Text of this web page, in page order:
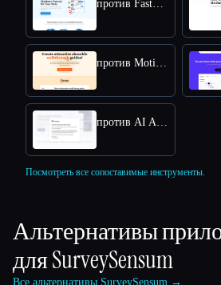
против FastBots.ai
против MotionShot
против AI Answers by Cohere
Посмотреть все сопоставимые инструменты.
Альтернативы
дляSurveySensum
Все альтернативы SurveySensum →